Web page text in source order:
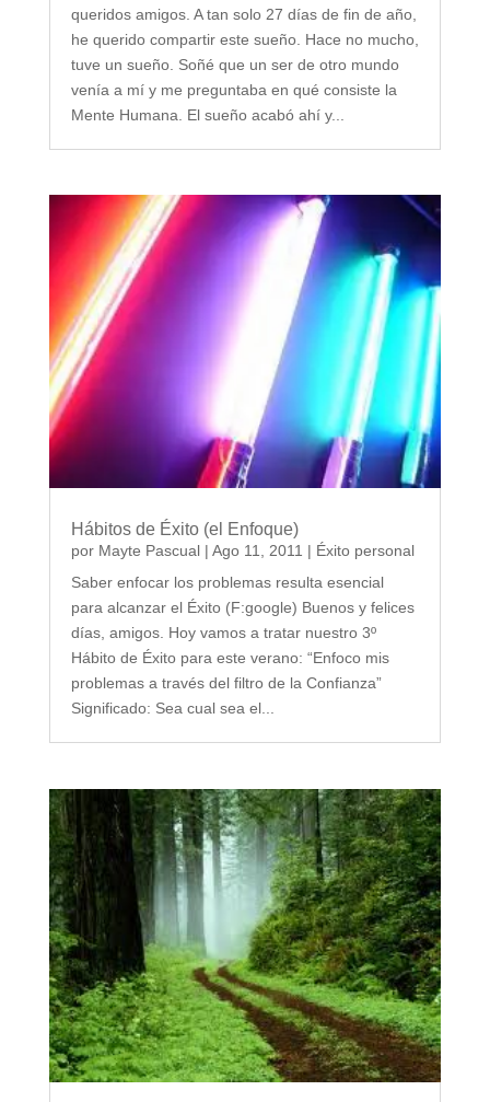
queridos amigos. A tan solo 27 días de fin de año,
he querido compartir este sueño. Hace no mucho,
tuve un sueño. Soñé que un ser de otro mundo
venía a mí y me preguntaba en qué consiste la
Mente Humana. El sueño acabó ahí y...
Hábitos de Éxito (el Enfoque)
por Mayte Pascual| Ago 11, 2011 | Éxito personal
Saber enfocar los problemas resulta esencial
para alcanzar el Éxito (F:google) Buenos y felices
días, amigos. Hoy vamos a tratar nuestro 3º
Hábito de Éxito para este verano: “Enfoco mis
problemas a través del filtro de la Confianza”
Significado: Sea cual sea el...